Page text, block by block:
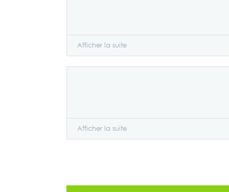
Afficher la suite
Afficher la suite